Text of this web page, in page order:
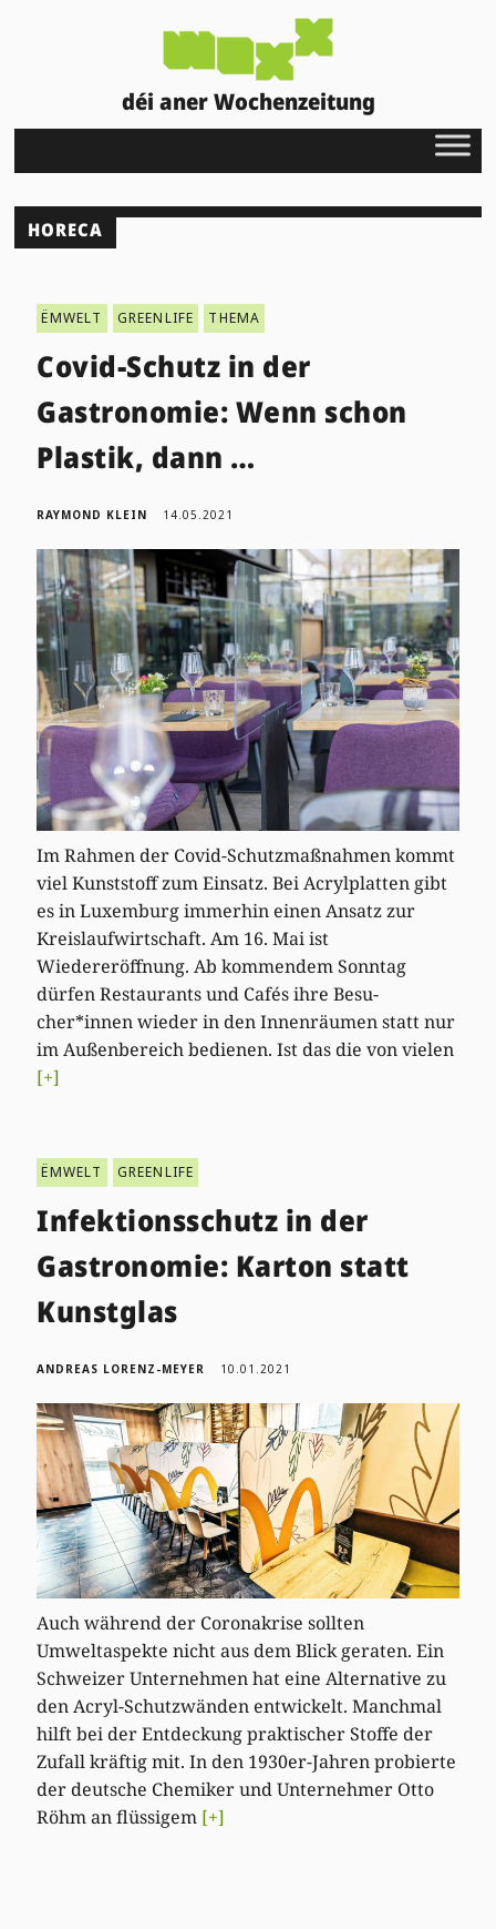
déi aner Wochenzeitung
HORECA
ËMWELT GREENLIFE THEMA
Covid-Schutz in der
Gastronomie: Wenn schon
Plastik, dann …
RAYMOND KLEIN 14.05.2021
Im Rahmen der Covid-Schutzmaßnahmen kommt
viel Kunststoff zum Einsatz. Bei Acrylplatten gibt
es in Luxemburg immerhin einen Ansatz zur
Kreislaufwirtschaft. Am 16. Mai ist
Wiedereröffnung. Ab kommendem Sonntag
dürfen Restaurants und Cafés ihre Besu-
cher*innen wieder in den Innenräumen statt nur
im Außenbereich bedienen. Ist das die von vielen
[+]
ËMWELT GREENLIFE
Infektionsschutz in der
Gastronomie: Karton statt
Kunstglas
ANDREAS LORENZ-MEYER 10.01.2021
Auch während der Coronakrise sollten
Umweltaspekte nicht aus dem Blick geraten. Ein
Schweizer Unternehmen hat eine Alternative zu
den Acryl-Schutzwänden entwickelt. Manchmal
hilft bei der Entdeckung praktischer Stoffe der
Zufall kräftig mit. In den 1930er-Jahren probierte
der deutsche Chemiker und Unternehmer Otto
Röhm an flüssigem [+]